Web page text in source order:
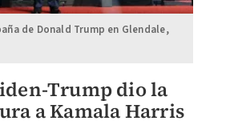
de Donald Trump en Glendale,
Trump dio la
a Kamala Harris